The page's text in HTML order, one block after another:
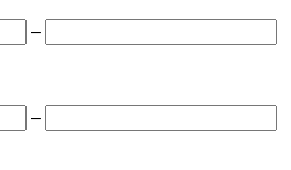
–
–